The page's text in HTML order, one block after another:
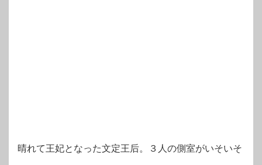
晴れて王妃となった文定王后。３人の側室がいそいそ